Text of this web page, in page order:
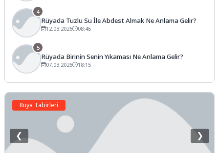
4
Rüyada Tuzlu Su İle Abdest Almak Ne Anlama Gelir?
12.03.2026 08:45
5
Rüyada Birinin Senin Yıkaması Ne Anlama Gelir?
07.03.2026 18:15
Rüya Tabirleri
❮ ❯